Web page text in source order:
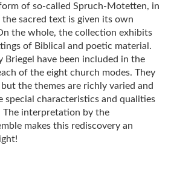
of so-called Spruch-Motetten, in
sacred text is given its own
the whole, the collection exhibits
of Biblical and poetic material.
Briegel have been included in the
of the eight church modes. They
the themes are richly varied and
special characteristics and qualities
The interpretation by the
makes this rediscovery an